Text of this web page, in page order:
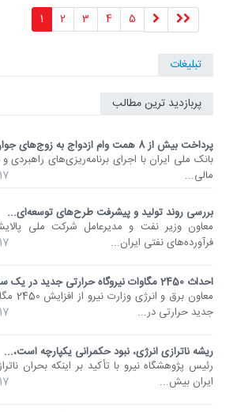
1 2 3 4 5
تبلیغات
پربازدید ترین مطالب
پرداخت بیش از 8 همت وام ازدواج به زوج‌های جوان...
بانک ملی ایران با اجرای برنامه‌ریزی‌های راهبردی
مالی...
17 مرداد 1405
بررسی روند تولید و پیشرفت طرح‌های توسعه‌ای...
معاون وزیر نفت و مدیرعامل شرکت ملی
فرآورده‌های نفتی ایران...
17 مرداد 1405
احداث 2450 مگاوات نیروگاه حرارتی جدید در یک سال...
معاون
جدید حرارتی در...
17 مرداد 1405
ریشه ناترازی انرژی، نبود حکمرانی یکپارچه است،...
رئیس پژوهشگاه نیرو با تأکید بر اینکه بحران
ایران بیش...
17 مرداد 1405